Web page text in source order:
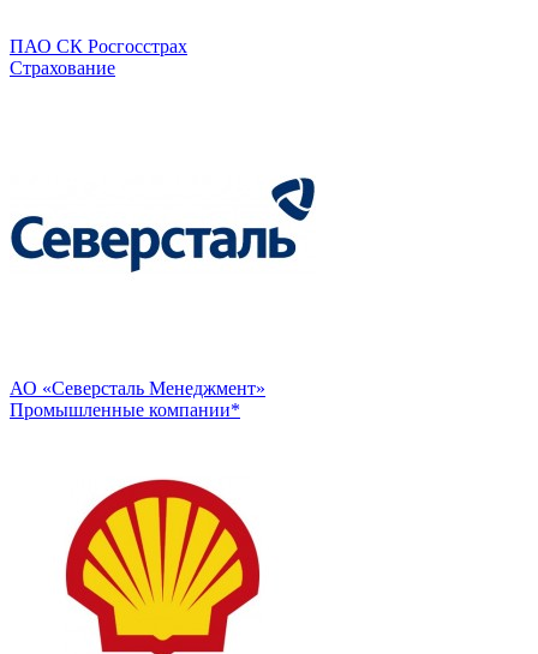
ПАО СК Росгосстрах
Страхование
АО «Северсталь Менеджмент»
Промышленные компании*